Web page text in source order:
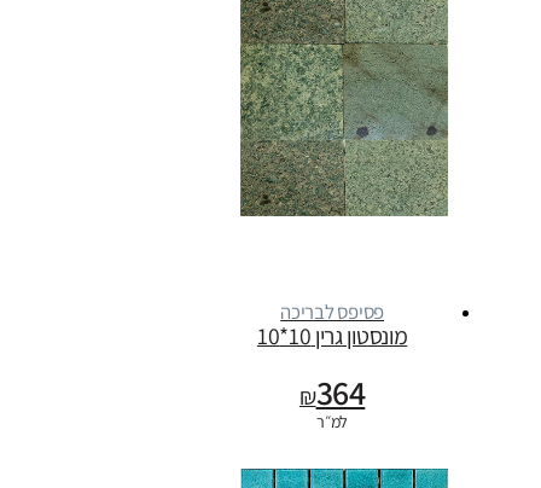
פסיפס לבריכה
מונסטון גרין 10*10
₪364
למ״ר